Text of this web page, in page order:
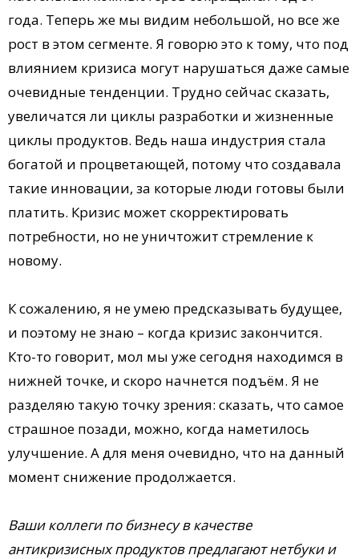
года. Теперь же мы видим небольшой, но все же
рост в этом сегменте. Я говорю это к тому, что под
влиянием кризиса могут нарушаться даже самые
очевидные тенденции. Трудно сейчас сказать,
увеличатся ли циклы разработки и жизненные
циклы продуктов. Ведь наша индустрия стала
богатой и процветающей, потому что создавала
такие инновации, за которые люди готовы были
платить. Кризис может скорректировать
потребности, но не уничтожит стремление к
новому.
К сожалению, я не умею предсказывать будущее,
и поэтому не знаю – когда кризис закончится.
Кто-то говорит, мол мы уже сегодня находимся в
нижней точке, и скоро начнется подъём. Я не
разделяю такую точку зрения: сказать, что самое
страшное позади, можно, когда наметилось
улучшение. А для меня очевидно, что на данный
момент снижение продолжается.
Ваши коллеги по бизнесу в качестве
антикризисных продуктов предлагают нетбуки и